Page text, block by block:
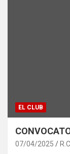
EL CLUB
07/04/2025